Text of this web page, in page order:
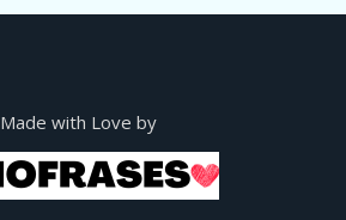
Made with Love by